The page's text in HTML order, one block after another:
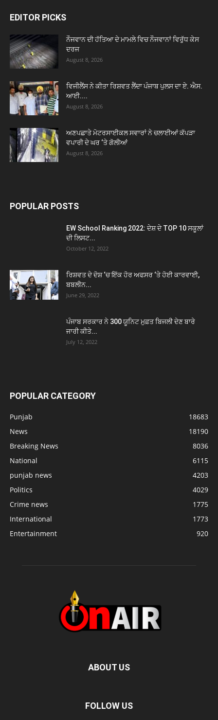
EDITOR PICKS
ਨੌਜਵਾਨ ਦੀ ਹੱਤਿਆ ਦੇ ਮਾਮਲੇ ਵਿਚ ਨੌਜਵਾਨਾਂ ਵਿਰੁੱਧ ਕੇਸ
ਦਰਜ
August 8, 2026
ਵਿਜੀਲੈਂਸ ਨੇ ਕੀਤਾ ਰਿਸ਼ਵਤ ਲੈਂਦਾ ਪੰਜਾਬ ਪੁਲਸ ਦਾ ਏ. ਐਸ.
ਆਈ....
August 8, 2026
ਅਣਪਛਾਤੇ ਮੋਟਰਸਾਈਕਲ ਸਵਾਰਾਂ ਨੇ ਚਲਾਈਆਂ ਕੱਪੜਾ
ਵਪਾਰੀ ਦੇ ਘਰ ‘ਤੇ ਗੋਲੀਆਂ
August 8, 2026
POPULAR POSTS
EW School Ranking 2022: ਦੇਸ਼ ਦੇ TOP 10 ਸਕੂਲਾਂ
ਦੀ ਲਿਸਟ...
October 12, 2022
ਰਿਸ਼ਵਤ ਦੇ ਦੋਸ਼ ‘ਚ ਇੱਕ ਹੋਰ ਅਫਸਰ ‘ਤੇ ਹੋਈ ਕਾਰਵਾਈ,
ਬਬਲੀਨ...
June 29, 2022
ਪੰਜਾਬ ਸਰਕਾਰ ਨੇ 300 ਯੂਨਿਟ ਮੁਫ਼ਤ ਬਿਜਲੀ ਦੇਣ ਬਾਰੇ
ਜਾਰੀ ਕੀਤੇ...
July 12, 2022
POPULAR CATEGORY
Punjab
18683
News
18190
Breaking News
8036
National
6115
punjab news
4203
Politics
4029
Crime news
1775
International
1773
Entertainment
920
ABOUT US
FOLLOW US